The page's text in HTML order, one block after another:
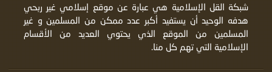
شبكة القل الإسلامية هي عبارة عن موقع إسلامي غير ربحي
هدفه الوحيد أن يستفيد أكبر عدد ممكن من المسلمين و غير
المسلمين من الموقع الذي يحتوي العديد من الأقسام
الإسلامية التي تهم كل منا.